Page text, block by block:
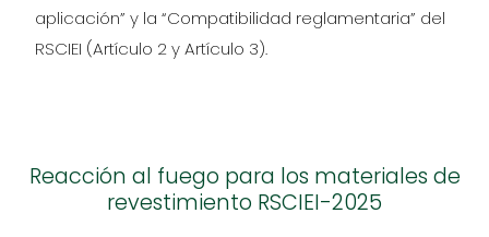
aplicación” y la “Compatibilidad reglamentaria” del
RSCIEI (Artículo 2 y Artículo 3).
Reacción al fuego para los materiales de
revestimiento RSCIEI-2025